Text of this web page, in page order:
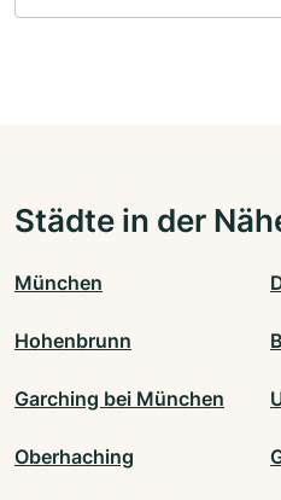
Städte in der
München
Hohenbrunn
Garching bei München
Oberhaching